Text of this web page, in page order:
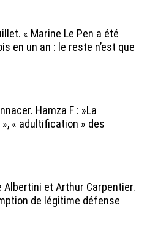
« Marine Le Pen a été
en un an : le reste n’est que
Hamza F : »La
« adultification » des
Albertini et Arthur Carpentier.
de légitime défense